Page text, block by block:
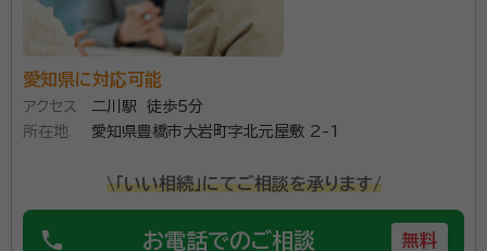
おかつ翻訳文を添付しなければなりません。 私は外国
人の日本国籍取得（帰化）や外国人が日本で暮らすため
の手続き（申請取次）の仕事をしてきたことから、外国人
の相続にも関わってきました（在日コリアンの方の遺産
分割協議書作成や遺産分割協議に非協力的な相続人に
関係上、名古屋の韓国総領事館への書類取得申請、日本
愛知県に対応可能
アクセス
二川駅 徒歩5分
所在地
愛知県豊橋市大岩町字北元屋敷 2-1
\「いい相続」にてご相談を承ります/
phone お電話でのご相談 無料